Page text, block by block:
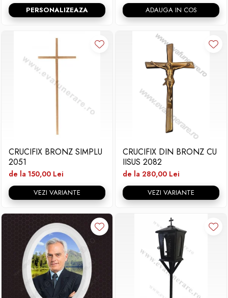
PERSONALIZEAZA ADAUGA IN COS
CRUCIFIX BRONZ SIMPLU
2051
de la 150,00 Lei
VEZI VARIANTE
CRUCIFIX DIN BRONZ CU
IISUS 2082
de la 280,00 Lei
VEZI VARIANTE